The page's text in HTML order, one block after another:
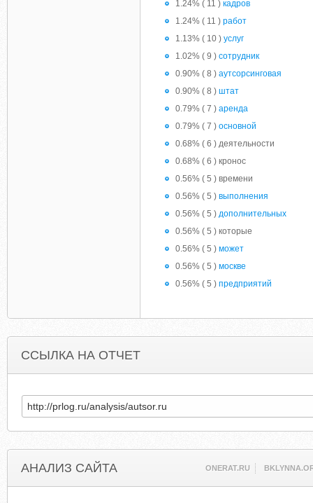
1.24% ( 11 ) кадров
1.24% ( 11 ) работ
1.13% ( 10 ) услуг
1.02% ( 9 ) сотрудник
0.90% ( 8 ) аутсорсинговая
0.90% ( 8 ) штат
0.79% ( 7 ) аренда
0.79% ( 7 ) основной
0.68% ( 6 ) деятельности
0.68% ( 6 ) кронос
0.56% ( 5 ) времени
0.56% ( 5 ) выполнения
0.56% ( 5 ) дополнительных
0.56% ( 5 ) которые
0.56% ( 5 ) может
0.56% ( 5 ) москве
0.56% ( 5 ) предприятий
ССЫЛКА НА ОТЧЕТ
АНАЛИЗ САЙТА ONERAT.RU